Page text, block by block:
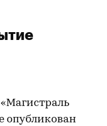
опубликован